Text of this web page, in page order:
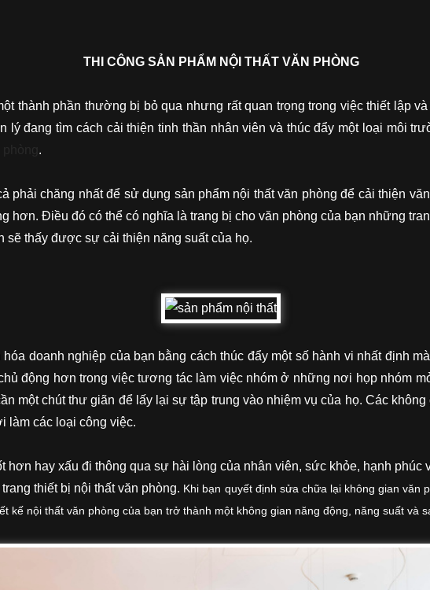
THI CÔNG SẢN PHẨM NỘI THẤT VĂN PHÒNG
thành phần thường bị bỏ qua nhưng rất quan trọng trong việc thiết lập
lý đang tìm cách cải thiện tinh thần nhân viên và thúc đẩy một loại môi
.
phải chăng nhất để sử dụng sản phẩm nội thất văn phòng để cải thiện
hơn. Điều đó có thể có nghĩa là trang bị cho văn phòng của bạn những
sẽ thấy được sự cải thiện năng suất của họ.
doanh nghiệp của bạn bằng cách thúc đẩy một số hành vi nhất định
động hơn trong việc tương tác làm việc nhóm ở những nơi họp nhóm
một chút thư giãn để lấy lại sự tập trung vào nhiệm vụ của họ. Các
làm các loại công việc.
hay xấu đi thông qua sự hài lòng của nhân viên, sức khỏe, hạnh phúc
thiết bị nội thất văn phòng. Khi bạn quyết định sửa chữa lại không gian văn
kế nội thất văn phòng của bạn trở thành một không gian năng động, năng suất và